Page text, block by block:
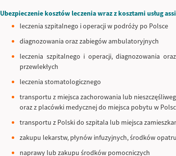
Ubezpieczenie kosztów leczenia wraz z kosztami usług
leczenia szpitalnego i operacji w podróży po Polsce
diagnozowania oraz zabiegów ambulatoryjnych
leczenia szpitalnego i operacji, diagnozowania
przewlekłych
leczenia stomatologicznego
transportu z miejsca zachorowania lub
oraz z placówki medycznej do miejsca pobytu w
transportu z Polski do szpitala lub miejsca
zakupu lekarstw, płynów infuzyjnych, środków
naprawy lub zakupu środków pomocniczych